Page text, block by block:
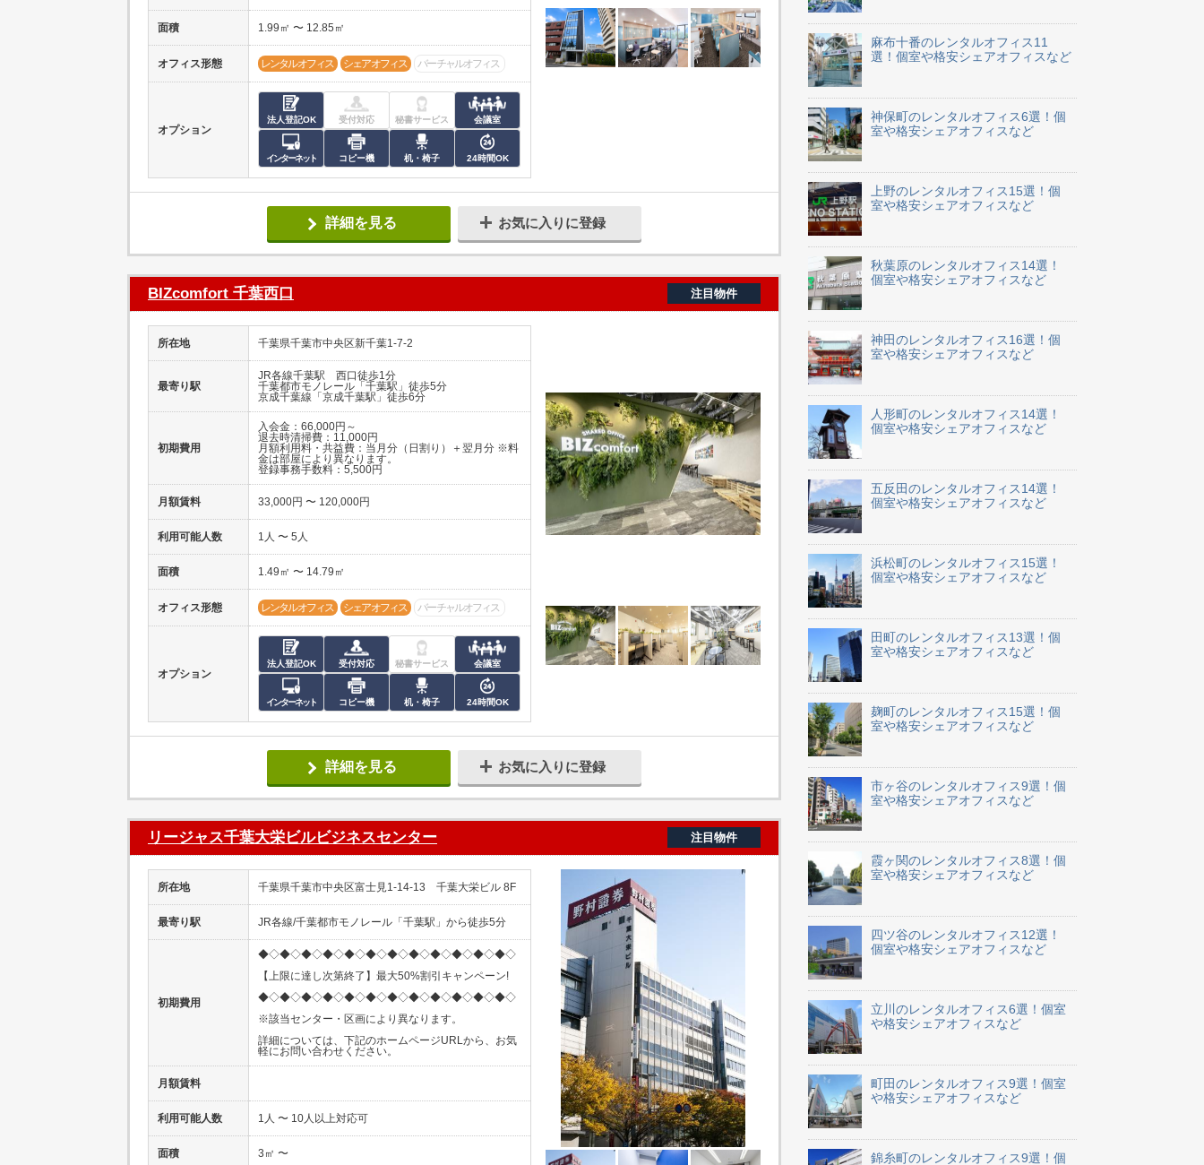
面積 1.99㎡ 〜 12.85㎡
オフィス形態 レンタルオフィス シェアオフィス バーチャルオフィス
オプション
法人登記OK 受付対応 秘書サービス 会議室
インターネット コピー機 机・椅子 24時間OK
詳細を見る お気に入りに登録
BIZcomfort 千葉西口 注目物件
所在地 千葉県千葉市中央区新千葉1-7-2
最寄り駅
JR各線千葉駅 西口徒歩1分
千葉都市モノレール「千葉駅」徒歩5分
京成千葉線「京成千葉駅」徒歩6分
初期費用
入会金：66,000円～
退去時清掃費：11,000円
月額利用料・共益費：当月分（日割り）＋翌月分 ※料
金は部屋により異なります。
登録事務手数料：5,500円
月額賃料 33,000円 〜 120,000円
利用可能人数 1人 〜 5人
面積 1.49㎡ 〜 14.79㎡
オフィス形態 レンタルオフィス シェアオフィス バーチャルオフィス
オプション
法人登記OK 受付対応 秘書サービス 会議室
インターネット コピー機 机・椅子 24時間OK
詳細を見る お気に入りに登録
リージャス千葉大栄ビルビジネスセンター 注目物件
所在地 千葉県千葉市中央区富士見1-14-13 千葉大栄ビル 8F
最寄り駅 JR各線/千葉都市モノレール「千葉駅」から徒歩5分
初期費用
◆◇◆◇◆◇◆◇◆◇◆◇◆◇◆◇◆◇◆◇◆◇◆◇
【上限に達し次第終了】最大50%割引キャンペーン!
◆◇◆◇◆◇◆◇◆◇◆◇◆◇◆◇◆◇◆◇◆◇◆◇
※該当センター・区画により異なります。
詳細については、下記のホームページURLから、お気
軽にお問い合わせください。
月額賃料
利用可能人数 1人 〜 10人以上対応可
面積 3㎡ 〜
麻布十番のレンタルオフィス11
選！個室や格安シェアオフィスなど
神保町のレンタルオフィス6選！個
室や格安シェアオフィスなど
上野のレンタルオフィス15選！個
室や格安シェアオフィスなど
秋葉原のレンタルオフィス14選！
個室や格安シェアオフィスなど
神田のレンタルオフィス16選！個
室や格安シェアオフィスなど
人形町のレンタルオフィス14選！
個室や格安シェアオフィスなど
五反田のレンタルオフィス14選！
個室や格安シェアオフィスなど
浜松町のレンタルオフィス15選！
個室や格安シェアオフィスなど
田町のレンタルオフィス13選！個
室や格安シェアオフィスなど
麹町のレンタルオフィス15選！個
室や格安シェアオフィスなど
市ヶ谷のレンタルオフィス9選！個
室や格安シェアオフィスなど
霞ヶ関のレンタルオフィス8選！個
室や格安シェアオフィスなど
四ツ谷のレンタルオフィス12選！
個室や格安シェアオフィスなど
立川のレンタルオフィス6選！個室
や格安シェアオフィスなど
町田のレンタルオフィス9選！個室
や格安シェアオフィスなど
錦糸町のレンタルオフィス9選！個